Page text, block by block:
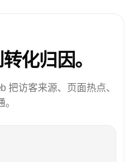
化归因。
把访客来源、页面热点、